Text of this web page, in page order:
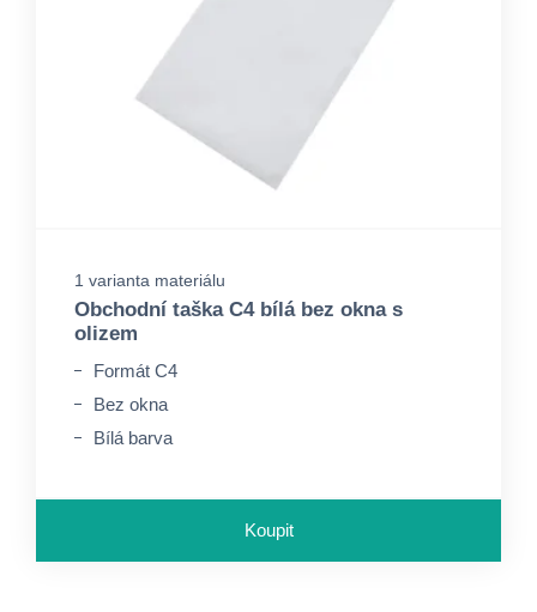
1 varianta materiálu
Obchodní taška C4 bílá bez okna s
olizem
Formát C4
Bez okna
Bílá barva
Koupit